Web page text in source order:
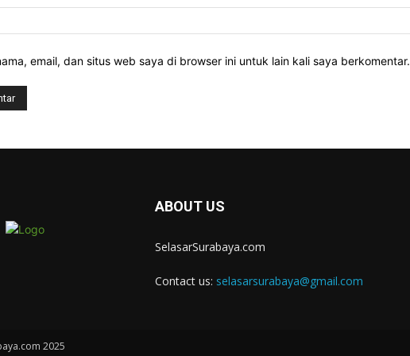
email, dan situs web saya di browser ini untuk lain kali saya berkomentar.
ABOUT US
SelasarSurabaya.com
Contact us: selasarsurabaya@gmail.com
2025